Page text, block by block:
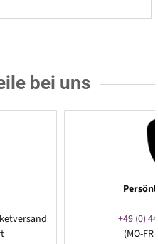
bei uns
+49 (0)
(MO-